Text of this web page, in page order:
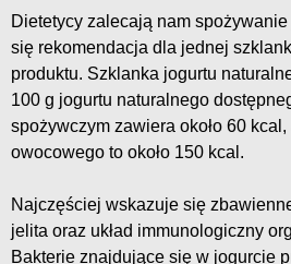
Dietetycy zalecają nam
się rekomendacja dla jednej
produktu. Szklanka jogurtu
100 g jogurtu naturalnego
spożywczym zawiera około 60
owocowego to około 150 kcal.
Najczęściej wskazuje się
jelita oraz układ immunologiczny
Bakterie znajdujące się w jogurcie